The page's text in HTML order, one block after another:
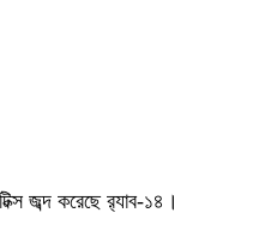
জব্দ করেছে র‌্যাব-১৪।